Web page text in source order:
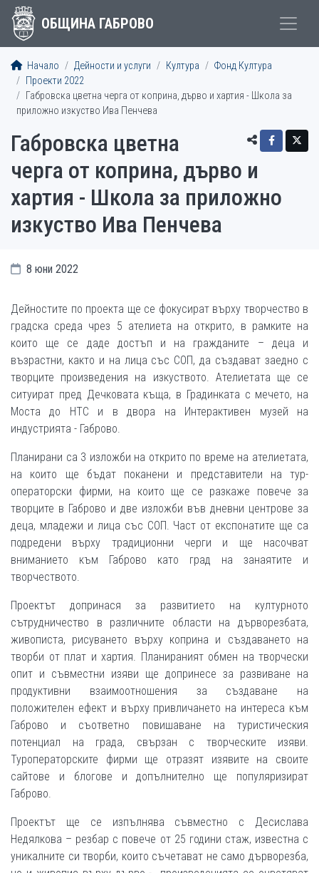
ОБЩИНА ГАБРОВО
Начало Дейности и услуги Култура
Фонд Култура
Проекти 2022
Габровска цветна черга от коприна, дърво и хартия - Школа за
приложно изкуство Ива Пенчева
Габровска цветна
черга от коприна, дърво и
хартия - Школа за приложно
изкуство Ива Пенчева
8 юни 2022
Дейностите по проекта ще се фокусират върху творчество в
градска среда чрез 5 ателиета на открито, в рамките на
които ще се даде достъп и на гражданите – деца и
възрастни, както и на лица със СОП, да създават заедно с
творците произведения на изкуството. Ателиетата ще се
ситуират пред Дечковата къща, в Градинката с мечето, на
Моста до НТС и в двора на Интерактивен музей на
индустрията - Габрово.
Планирани са 3 изложби на открито по време на ателиетата,
на които ще бъдат поканени и представители на тур-
операторски фирми, на които ще се разкаже повече за
творците в Габрово и две изложби във дневни центрове за
деца, младежи и лица със СОП. Част от експонатите ще са
подредени върху традиционни черги и ще насочват
вниманието към Габрово като град на занаятите и
творчеството.
Проектът допринася за развитието на културното
сътрудничество в различните области на дърворезбата,
живописта, рисуването върху коприна и създаването на
творби от плат и хартия. Планираният обмен на творчески
опит и съвместни изяви ще допринесе за развиване на
продуктивни взаимоотношения за създаване на
положителен ефект и върху привличането на интереса към
Габрово и съответно повишаване на туристическия
потенциал на града, свързан с творческите изяви.
Туроператорските фирми ще отразят изявите на своите
сайтове и блогове и допълнително ще популяризират
Габрово.
Проектът ще се изпълнява съвместно с Десислава
Недялкова – резбар с повече от 25 години стаж, известна с
уникалните си творби, които съчетават не само дърворезба,